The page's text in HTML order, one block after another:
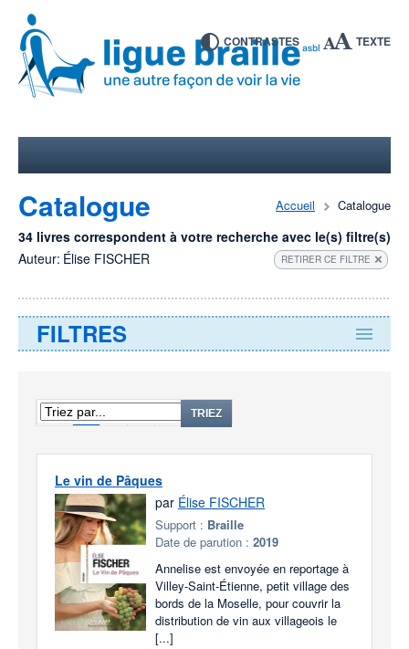
CONTRASTES TEXTE
Accueil Catalogue
Catalogue
34 livres correspondent à votre recherche avec le(s) filtre(s)
Auteur: Élise FISCHER RETIRER CE FILTRE
FILTRES
1 TRIEZ
Le vin de Pâques
par Élise FISCHER
Support : Braille
Date de parution : 2019
Annelise est envoyée en reportage à
Villey-Saint-Étienne, petit village des
bords de la Moselle, pour couvrir la
distribution de vin aux villageois le
[...]